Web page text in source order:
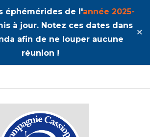
éphémérides de l'année 2025-
à jour. Notez ces dates dans
afin de ne louper aucune
réunion !
✕